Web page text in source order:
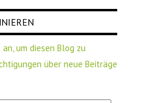
um diesen Blog zu
über neue Beiträge